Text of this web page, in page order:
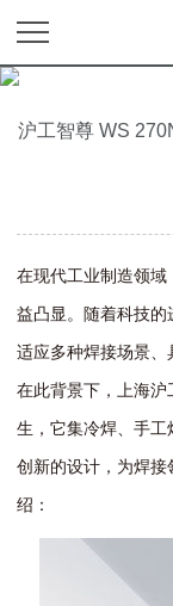
沪工智尊 WS
在现代工业制造领域
益凸显。随着科技
适应多种焊接场景、
在此背景下，上海
生，它集冷焊、手
创新的设计，为焊
绍：